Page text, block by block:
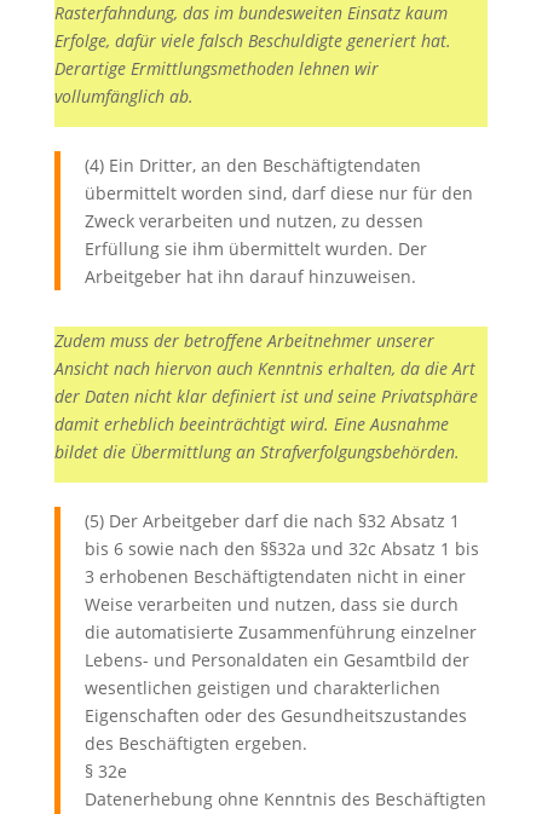
Rasterfahndung, das im bundesweiten Einsatz kaum
Erfolge, dafür viele falsch Beschuldigte generiert hat.
Derartige Ermittlungsmethoden lehnen wir
vollumfänglich ab.
(4) Ein Dritter, an den Beschäftigtendaten
übermittelt worden sind, darf diese nur für den
Zweck verarbeiten und nutzen, zu dessen
Erfüllung sie ihm übermittelt wurden. Der
Arbeitgeber hat ihn darauf hinzuweisen.
Zudem muss der betroffene Arbeitnehmer unserer
Ansicht nach hiervon auch Kenntnis erhalten, da die Art
der Daten nicht klar definiert ist und seine Privatsphäre
damit erheblich beeinträchtigt wird. Eine Ausnahme
bildet die Übermittlung an Strafverfolgungsbehörden.
(5) Der Arbeitgeber darf die nach §32 Absatz 1
bis 6 sowie nach den §§32a und 32c Absatz 1 bis
3 erhobenen Beschäftigtendaten nicht in einer
Weise verarbeiten und nutzen, dass sie durch
die automatisierte Zusammenführung einzelner
Lebens- und Personaldaten ein Gesamtbild der
wesentlichen geistigen und charakterlichen
Eigenschaften oder des Gesundheitszustandes
des Beschäftigten ergeben.
§ 32e
Datenerhebung ohne Kenntnis des Beschäftigten